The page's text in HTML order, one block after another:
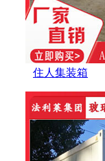
住人集装箱